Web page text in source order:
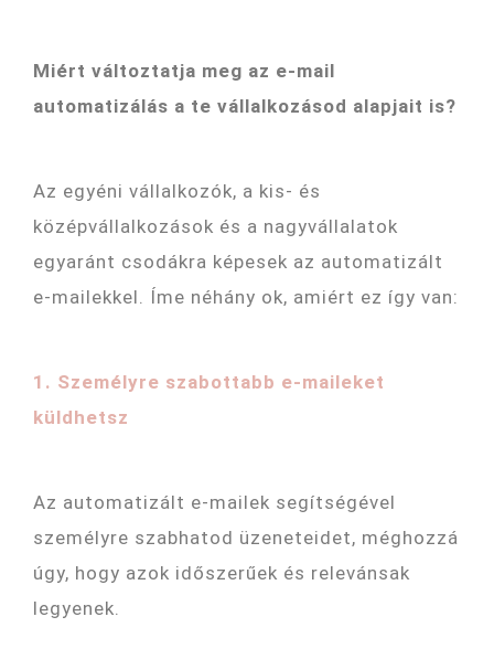
Miért változtatja meg az e-mail
automatizálás a te vállalkozásod alapjait is?
Az egyéni vállalkozók, a kis- és
középvállalkozások és a nagyvállalatok
egyaránt csodákra képesek az automatizált
e-mailekkel. Íme néhány ok, amiért ez így van:
1. Személyre szabottabb e-maileket
küldhetsz
Az automatizált e-mailek segítségével
személyre szabhatod üzeneteidet, méghozzá
úgy, hogy azok időszerűek és relevánsak
legyenek.